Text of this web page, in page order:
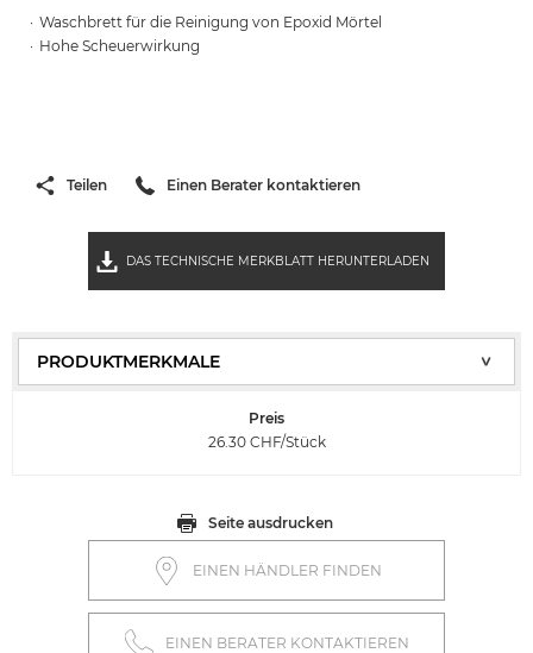
Waschbrett für die Reinigung von Epoxid Mörtel
Hohe Scheuerwirkung
Teilen Einen Berater kontaktieren
DAS TECHNISCHE MERKBLATT HERUNTERLADEN
Preis
26.30 CHF/Stück
Seite ausdrucken
EINEN HÄNDLER FINDEN
EINEN BERATER KONTAKTIEREN